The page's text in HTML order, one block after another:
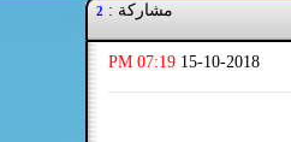
مشاركة : 2
15-10-2018
07:19 PM